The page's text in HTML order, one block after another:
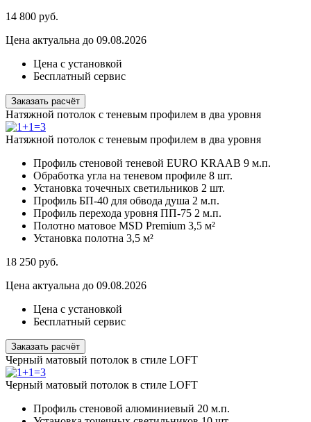
14 800 руб.
Цена актуальна до 09.08.2026
Цена с установкой
Бесплатный сервис
Заказать расчёт
Натяжной потолок с теневым профилем в два уровня
Натяжной потолок с теневым профилем в два уровня
Профиль стеновой теневой EURO KRAAB 9 м.п.
Обработка угла на теневом профиле 8 шт.
Установка точечных светильников 2 шт.
Профиль БП-40 для обвода душа 2 м.п.
Профиль перехода уровня ПП-75 2 м.п.
Полотно матовое MSD Premium 3,5 м²
Установка полотна 3,5 м²
18 250 руб.
Цена актуальна до 09.08.2026
Цена с установкой
Бесплатный сервис
Заказать расчёт
Черный матовый потолок в стиле LOFT
Черный матовый потолок в стиле LOFT
Профиль стеновой алюминиевый 20 м.п.